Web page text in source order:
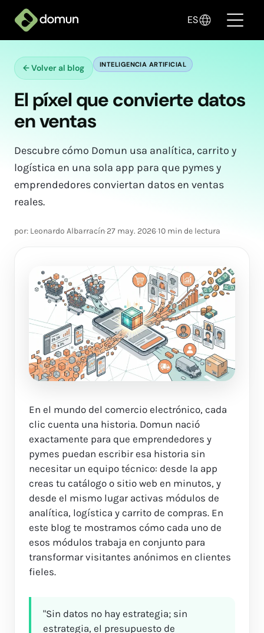
ES
Productos
Precios
Blogs
✦ Vende con IA
←Volver al blog INTELIGENCIA ARTIFICIAL
El píxel que convierte datos
en ventas
Descubre cómo Domun usa analítica, carrito y
logística en una sola app para que pymes y
emprendedores conviertan datos en ventas
reales.
por: Leonardo Albarracín·27 may. 2026·10 min de lectura
En el mundo del comercio electrónico, cada
clic cuenta una historia. Domun nació
exactamente para que emprendedores y
pymes puedan escribir esa historia sin
necesitar un equipo técnico: desde la app
creas tu catálogo o sitio web en minutos, y
desde el mismo lugar activas módulos de
analítica, logística y carrito de compras. En
este blog te mostramos cómo cada uno de
esos módulos trabaja en conjunto para
transformar visitantes anónimos en clientes
fieles.
"Sin datos no hay estrategia; sin
estrategia, el presupuesto de